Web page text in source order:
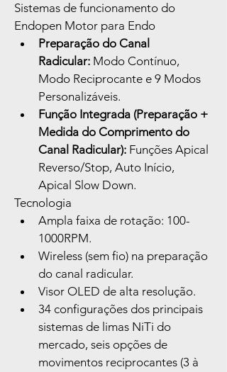
Sistemas de funcionamento do
Endopen Motor para Endo
Preparação do Canal
Radicular: Modo Contínuo,
Modo Reciprocante e 9 Modos
Personalizáveis.
Função Integrada (Preparação +
Medida do Comprimento do
Canal Radicular): Funções Apical
Reverso/Stop, Auto Início,
Apical Slow Down.
Tecnologia
Ampla faixa de rotação: 100-
1000RPM.
Wireless (sem fio) na preparação
do canal radicular.
Visor OLED de alta resolução.
34 configurações dos principais
sistemas de limas NiTi do
mercado, seis opções de
movimentos reciprocantes (3 à